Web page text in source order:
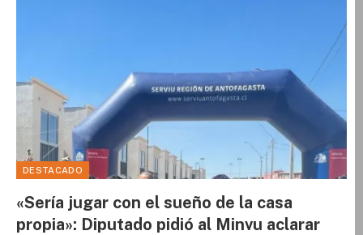
DESTACADO
«Sería jugar con el sueño de la casa
propia»: Diputado pidió al Minvu aclarar